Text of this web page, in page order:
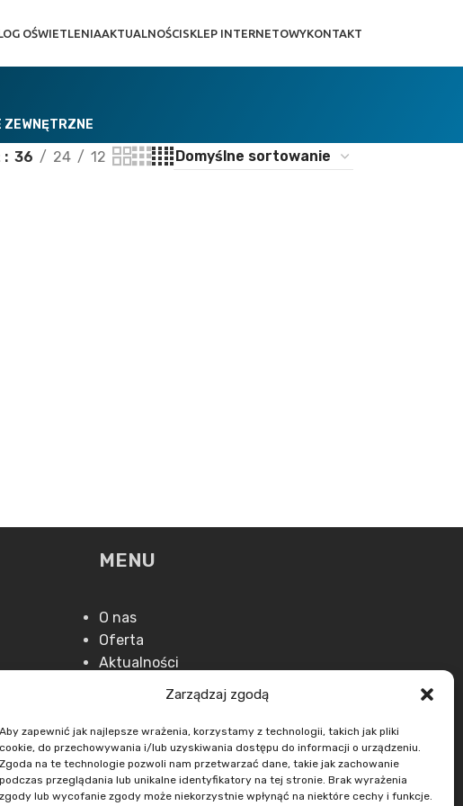
Zarządzaj zgodą
Aby zapewnić jak najlepsze wrażenia, korzystamy z technologii, takich jak pliki
cookie, do przechowywania i/lub uzyskiwania dostępu do informacji o urządzeniu.
Zgoda na te technologie pozwoli nam przetwarzać dane, takie jak zachowanie
podczas przeglądania lub unikalne identyfikatory na tej stronie. Brak wyrażenia
zgody lub wycofanie zgody może niekorzystnie wpłynąć na niektóre cechy i funkcje.
OŚWIETLENIAAKTUALNOŚCISKLEP INTERNETOWYKONTAKT
ZEWNĘTRZNE
36 24 12
MENU
O nas
Oferta
Aktualności